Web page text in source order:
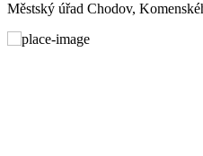
Městský úřad Chodov,